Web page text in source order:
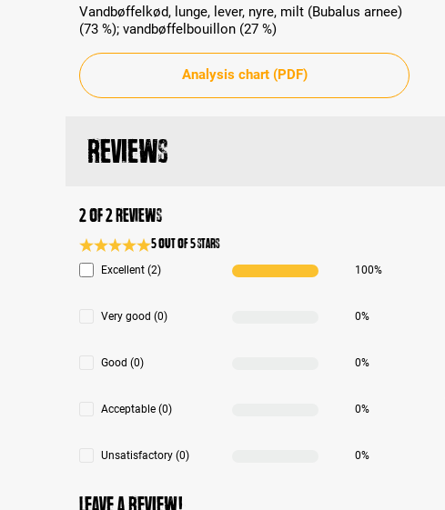
Vandbøffelkød, lunge, lever, nyre, milt (Bubalus arnee)
(73 %); vandbøffelbouillon (27 %)
Analysis chart (PDF)
Reviews
2 of 2 reviews
Average rating 5 of 5 Stars
5 out of 5 stars
Excellent (2) 100%
Very good (0) 0%
Good (0) 0%
Acceptable (0) 0%
Unsatisfactory (0) 0%
Leave a review!